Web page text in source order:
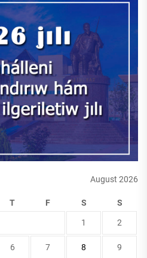
August 2026
T F S S
1 2
6 7 8 9